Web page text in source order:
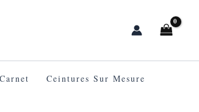
Ceintures Sur Mesure